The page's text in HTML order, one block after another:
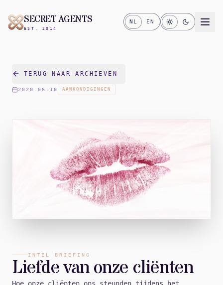
SECRET AGENTS
EST. 2014
NL EN
TERUG NAAR ARCHIEVEN
2020.06.10 AANKONDIGINGEN
INTEL BRIEFING
Liefde van onze cliënten